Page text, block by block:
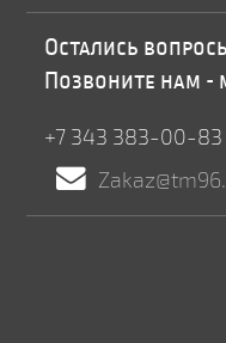
Остались
Позвоните нам -
+7 343 383-00-83